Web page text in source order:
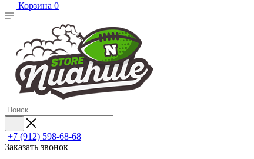
Корзина 0
+7 (912) 598-68-68
Заказать звонок